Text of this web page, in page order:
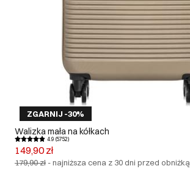
ZGARNIJ -30%
Walizka mała na kółkach
4.9 (5752)
149,90 zł
179,90 zł -najniższa cena z 30 dni przed obniżką